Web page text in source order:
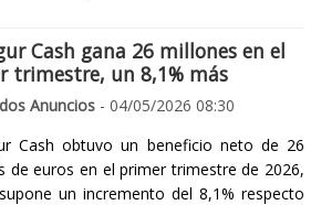
Cash gana 26 millones en el
trimestre, un 8,1% más
Anuncios - 04/05/2026 08:30
Cash obtuvo un beneficio neto de 26
de euros en el primer trimestre de 2026,
un incremento del 8,1% respecto